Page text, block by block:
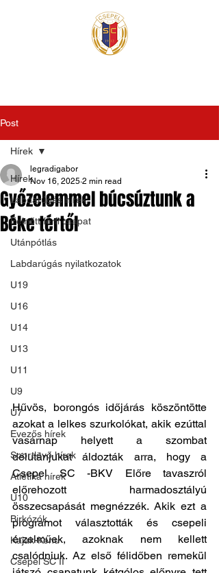
Post
Hírek
Labdarúgás hírek
Felnőtt férfi csapat
Utánpótlás
Labdarúgás nyilatkozatok
U19
U16
U14
U13
U11
U9
U7
Evezős hírek
Sportlövő hírek
Atlétika hírek
U10
Birkózók
Kajak-Kenu
Csepel SC II
Hírek
Győzelemmel búcsúztunk a
Béke tértől
legradigabor
Nov 16, 2025 2 min read
Hűvös, borongós időjárás köszöntötte
azokat a lelkes szurkolókat, akik ezúttal
vasárnap helyett a szombat
délutánjukat áldozták arra, hogy a
Csepel SC -BKV Előre tavaszról
előrehozott harmadosztályú
összecsapását megnézzék. Akik ezt a
programot választották és csepeli
érzelműek, azoknak nem kellett
csalódniuk. Az első félidőben remekül